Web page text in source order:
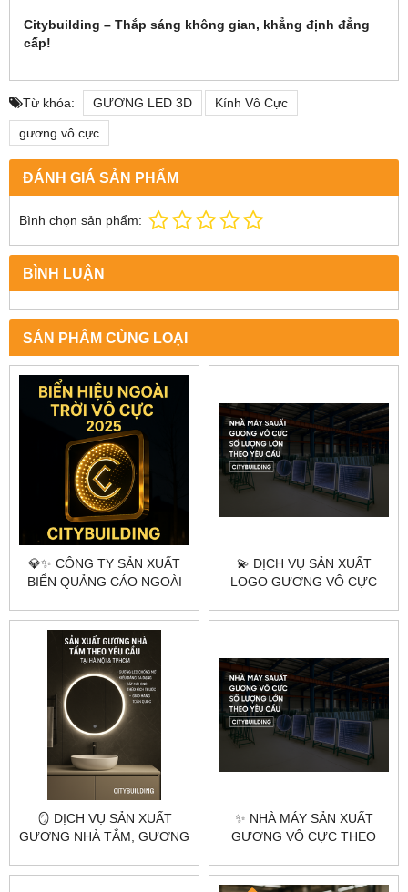
Citybuilding – Thắp sáng không gian, khẳng định đẳng
cấp!
Từ khóa: GƯƠNG LED 3D Kính Vô Cực
gương vô cực
ĐÁNH GIÁ SẢN PHẨM
Bình chọn sản phẩm:
BÌNH LUẬN
SẢN PHẨM CÙNG LOẠI
💎✨ CÔNG TY SẢN XUẤT
BIỂN QUẢNG CÁO NGOÀI
CẦU – CITYBUILDING ✨💎
💫 DỊCH VỤ SẢN XUẤT
LOGO GƯƠNG VÔ CỰC
& TPHCM – CITYBUILDING
🪞 DỊCH VỤ SẢN XUẤT
GƯƠNG NHÀ TẮM, GƯƠNG
SOI TOÀN THÂN THEO YÊU
✨ NHÀ MÁY SẢN XUẤT
GƯƠNG VÔ CỰC THEO
TPHCM – CITYBUILDING